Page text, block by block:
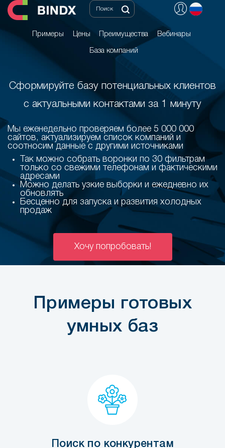
Примеры Цены Преимущества Вебинары
База компаний
Примеры Цены Преимущества Вебинары
База компаний
Сформируйте базу потенциальных клиентов
с актуальными контактами за 1 минуту
Мы еженедельно проверяем более 5 000 000
сайтов, актуализируем список компаний и
соотносим данные с другими источниками
Так можно собрать воронки по 30 фильтрам
только со свежими телефонам и фактическими
адресами
Можно делать узкие выборки и ежедневно их
обновлять
Бесценно для запуска и развития холодных
продаж
Хочу попробовать!
Примеры готовых
умных баз
Поиск по конкурентам